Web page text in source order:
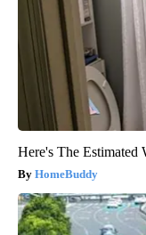
Here's The Estimated
HomeBuddy